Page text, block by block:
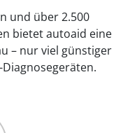
und über 2.500
bietet autoaid eine
– nur viel günstiger